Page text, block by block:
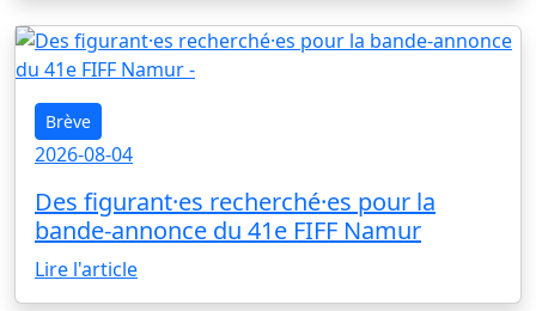
Brève
2026-08-04
Des figurant·es recherché·es pour la
bande-annonce du 41e FIFF Namur
Lire l'article